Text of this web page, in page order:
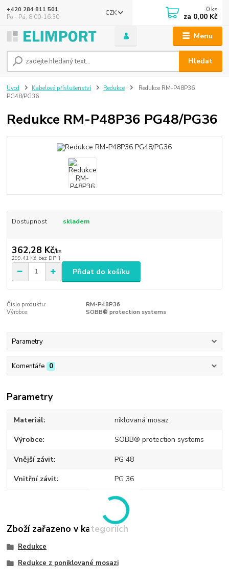
Menu
CZK
Hledat
+420 284 811 501
Po - Pá, 8:00-16:30
0 ks
za 0,00 Kč
Úvod Kabelové příslušenství Redukce
Redukce RM-P48P36
PG48/PG36
Redukce RM-P48P36 PG48/PG36
Dostupnost skladem
362,28 Kč/ks
299,41 Kč bez DPH
Přidat do košíku
Číslo produktu:
RM-P48P36
Výrobce:
SOBB® protection systems
Parametry
Komentáře 0
Parametry
Materiál niklovaná mosaz
Výrobce SOBB® protection systems
Vnější závit PG 48
Vnitřní závit PG 36
Zboží zařazeno v kategoriích
Redukce
Redukce z poniklované mosazi